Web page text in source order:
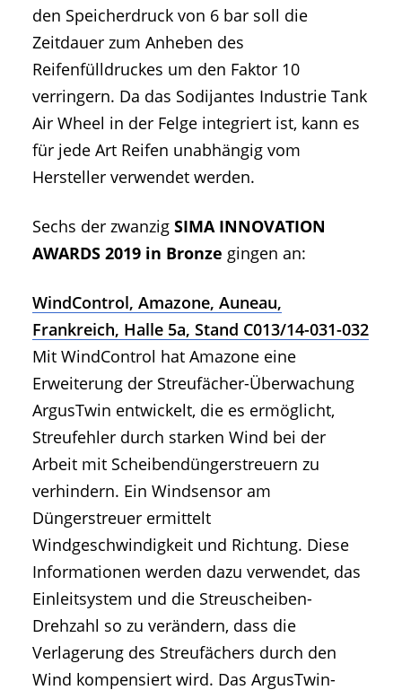
den Speicherdruck von 6 bar soll die
Zeitdauer zum Anheben des
Reifenfülldruckes um den Faktor 10
verringern. Da das Sodijantes Industrie Tank
Air Wheel in der Felge integriert ist, kann es
für jede Art Reifen unabhängig vom
Hersteller verwendet werden.
Sechs der zwanzig SIMA INNOVATION
AWARDS 2019 in Bronze gingen an:
WindControl, Amazone, Auneau,
Frankreich, Halle 5a, Stand C013/14-031-032
Mit WindControl hat Amazone eine
Erweiterung der Streufächer-Überwachung
ArgusTwin entwickelt, die es ermöglicht,
Streufehler durch starken Wind bei der
Arbeit mit Scheibendüngerstreuern zu
verhindern. Ein Windsensor am
Düngerstreuer ermittelt
Windgeschwindigkeit und Richtung. Diese
Informationen werden dazu verwendet, das
Einleitsystem und die Streuscheiben-
Drehzahl so zu verändern, dass die
Verlagerung des Streufächers durch den
Wind kompensiert wird. Das ArgusTwin-